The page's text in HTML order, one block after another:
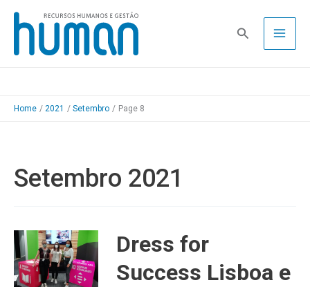
Skip
content
Pesquisa
Home 2021 Setembro Page 8
Setembro 2021
Dress for
Success Lisboa e